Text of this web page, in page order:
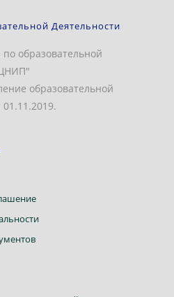
Деятельности
образовательной
образовательной
Откроется
вОткроется
Откроется